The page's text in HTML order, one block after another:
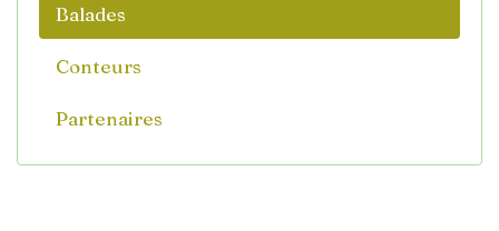
Balades
Conteurs
Partenaires